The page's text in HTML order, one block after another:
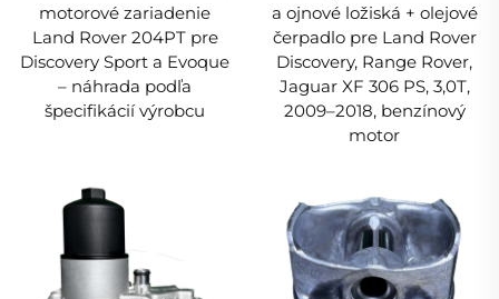
motorové zariadenie
Land Rover 204PT pre
Discovery Sport a Evoque
– náhrada podľa
špecifikácií výrobcu
a ojnové ložiská + olejové
čerpadlo pre Land Rover
Discovery, Range Rover,
Jaguar XF 306 PS, 3,0T,
2009–2018, benzínový
motor